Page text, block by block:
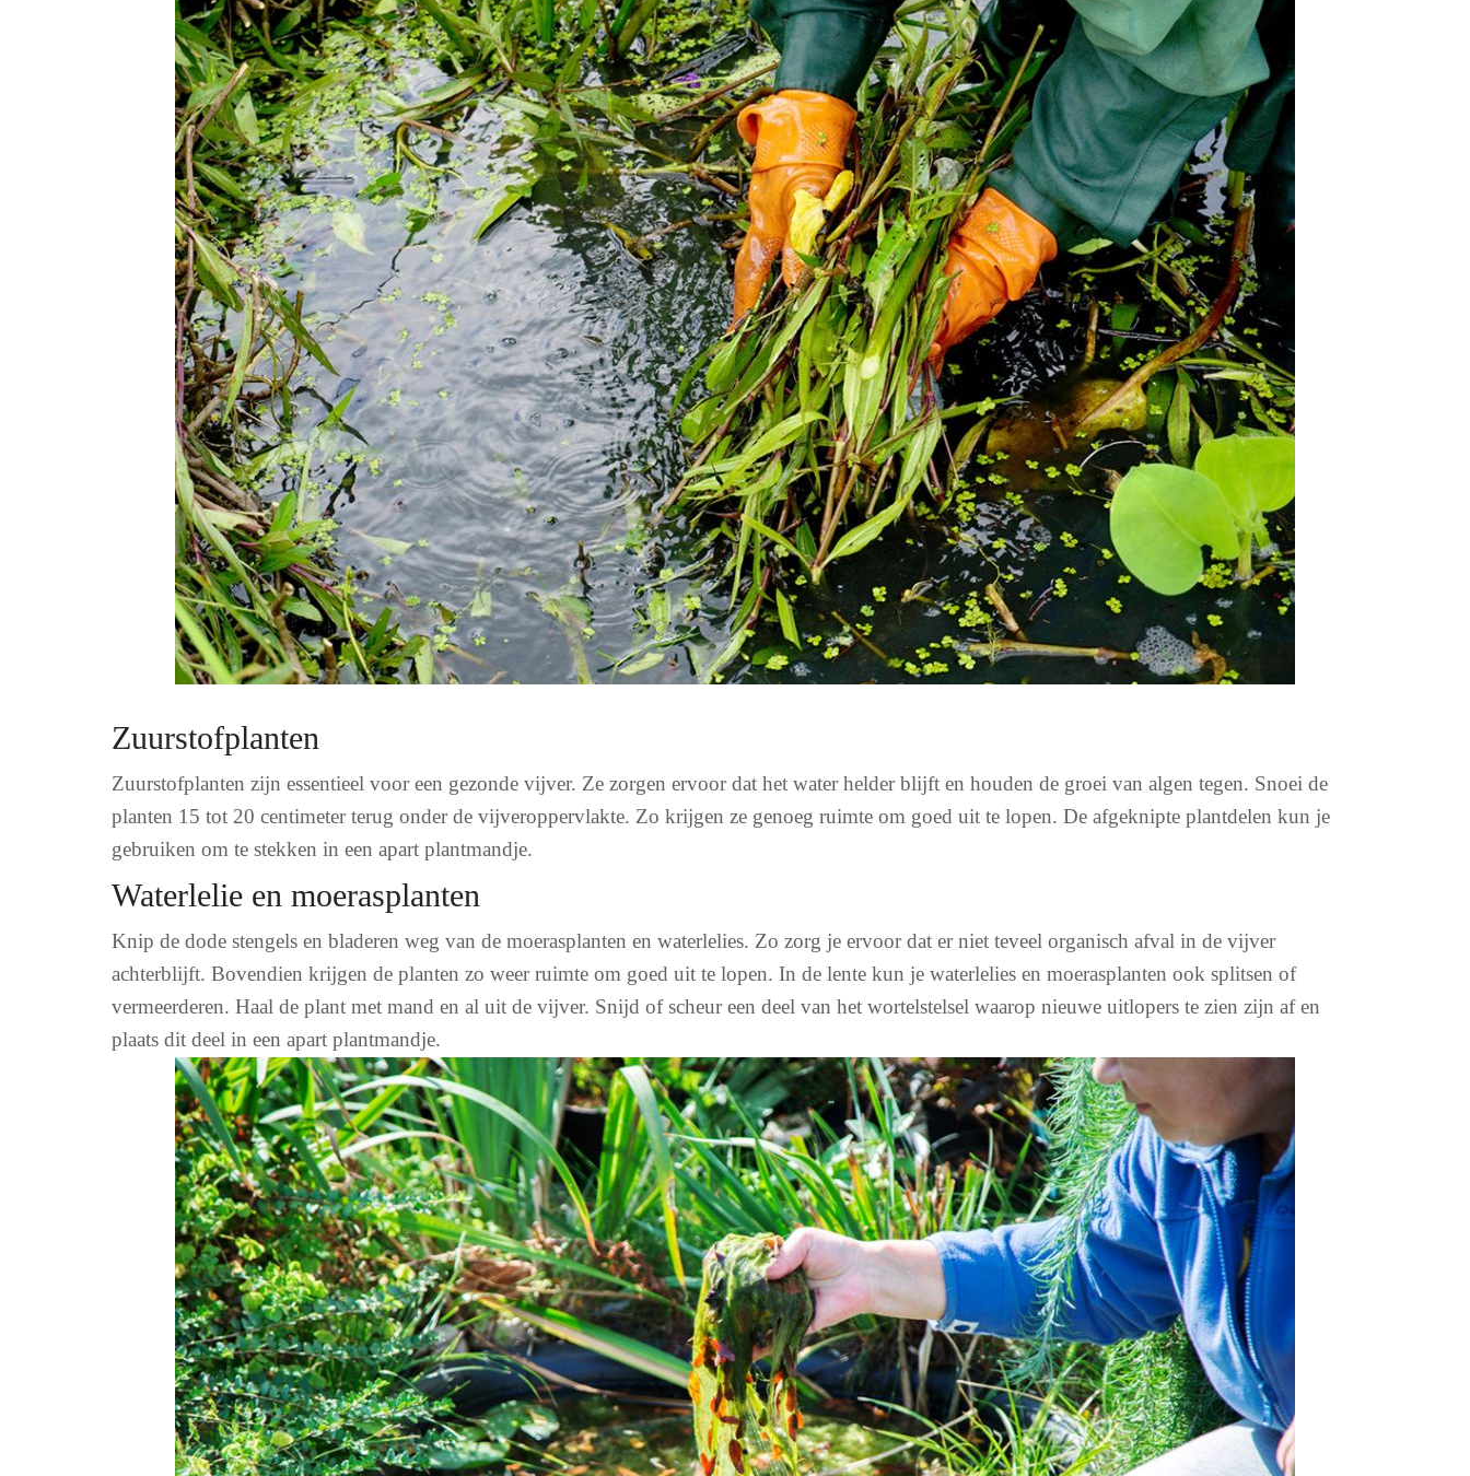
Zuurstofplanten
Zuurstofplanten zijn essentieel voor een gezonde vijver. Ze zorgen ervoor dat het water helder blijft en houden de groei van algen tegen. Snoei de
planten 15 tot 20 centimeter terug onder de vijveroppervlakte. Zo krijgen ze genoeg ruimte om goed uit te lopen. De afgeknipte plantdelen kun je
gebruiken om te stekken in een apart plantmandje.
Waterlelie en moerasplanten
Knip de dode stengels en bladeren weg van de moerasplanten en waterlelies. Zo zorg je ervoor dat er niet teveel organisch afval in de vijver
achterblijft. Bovendien krijgen de planten zo weer ruimte om goed uit te lopen. In de lente kun je waterlelies en moerasplanten ook splitsen of
vermeerderen. Haal de plant met mand en al uit de vijver. Snijd of scheur een deel van het wortelstelsel waarop nieuwe uitlopers te zien zijn af en
plaats dit deel in een apart plantmandje.